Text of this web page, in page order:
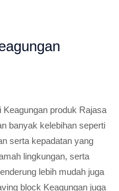
produk Rajasa
banyak kelebihan seperti
serta kepadatan yang
lingkungan, serta
lebih mudah juga
block Keagungan juga